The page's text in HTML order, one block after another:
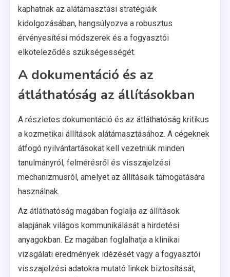
kaphatnak az alátámasztási stratégiáik
kidolgozásában, hangsúlyozva a robusztus
érvényesítési módszerek és a fogyasztói
elköteleződés szükségességét.
A dokumentáció és az
átláthatóság az állításokban
A részletes dokumentáció és az átláthatóság kritikus
a kozmetikai állítások alátámasztásához. A cégeknek
átfogó nyilvántartásokat kell vezetniük minden
tanulmányról, felmérésről és visszajelzési
mechanizmusról, amelyet az állításaik támogatására
használnak.
Az átláthatóság magában foglalja az állítások
alapjának világos kommunikálását a hirdetési
anyagokban. Ez magában foglalhatja a klinikai
vizsgálati eredmények idézését vagy a fogyasztói
visszajelzési adatokra mutató linkek biztosítását,